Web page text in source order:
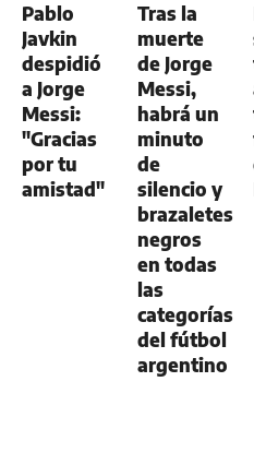
Pablo
Javkin
despidió
a Jorge
Messi:
"Gracias
por tu
amistad"
Tras la
muerte
de Jorge
Messi,
habrá un
minuto
de
silencio y
brazaletes
negros
en todas
las
categorías
del fútbol
argentino